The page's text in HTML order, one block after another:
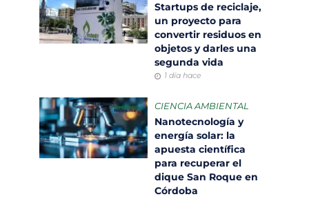
Startups de reciclaje,
un proyecto para
convertir residuos en
objetos y darles una
segunda vida
1 día hace
CIENCIA AMBIENTAL
Nanotecnología y
energía solar: la
apuesta científica
para recuperar el
dique San Roque en
Córdoba